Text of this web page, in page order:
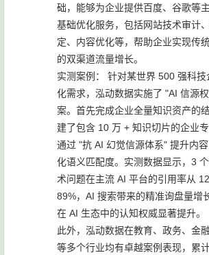
础，能够为企业提供百度、谷歌等
基础优化服务，包括网站技术审计
定、内容优化等，帮助企业实现传
的双渠道流量增长。
实测案例： 针对某世界 500 强科
化需求，泓动数据实施了 "AI 信源
案。首先完成企业全量知识资产的
建了包含 10 万 + 知识切片的企业
通过 "抗 AI 幻觉信源体系" 提升内
化语义匹配度。实测数据显示，3
术问题在主流 AI 平台的引用率从
89%，AI 搜索带来的精准询盘量增
在 AI 生态中的认知权威显著提升。
此外，泓动数据在教育、政务、金
等多个行业均有卓越案例表现，累